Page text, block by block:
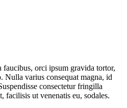
orci ipsum gravida tortor,
Nulla varius consequat magna, id
consectetur fringilla
facilisis ut venenatis eu, sodales.